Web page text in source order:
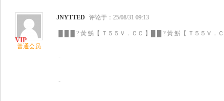
普通会员
JNYTTED 评论于：25/08/31 09:13
█ █ █ ? 黃 魸【 Ｔ５５Ｖ．ＣＣ 】█ █ ? 黃 魸【 Ｔ５５Ｖ．
-
-